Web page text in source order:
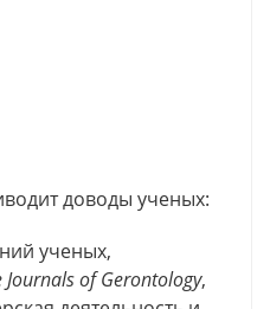
доводы ученых:
ученых,
Journals of Gerontology,